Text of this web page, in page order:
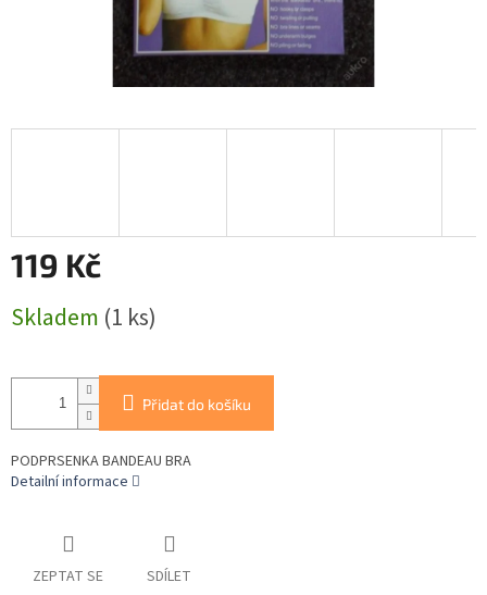
119 Kč
cena:
Skladem (1 ks)
Přidat do košíku
PODPRSENKA BANDEAU BRA
Detailní informace
ZEPTAT SE SDÍLET